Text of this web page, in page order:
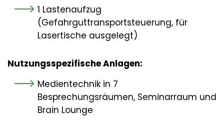
1 Lastenaufzug
(Gefahrguttransportsteuerung, für
Lasertische ausgelegt)
Nutzungsspezifische Anlagen:
Medientechnik in 7
Besprechungsräumen, Seminarraum und
Brain Lounge